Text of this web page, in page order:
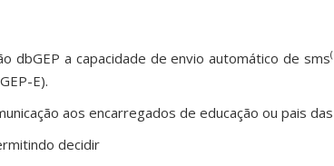
dbGEP a capacidade de envio automático de sms
E).
aos encarregados de educação ou pais
decidir